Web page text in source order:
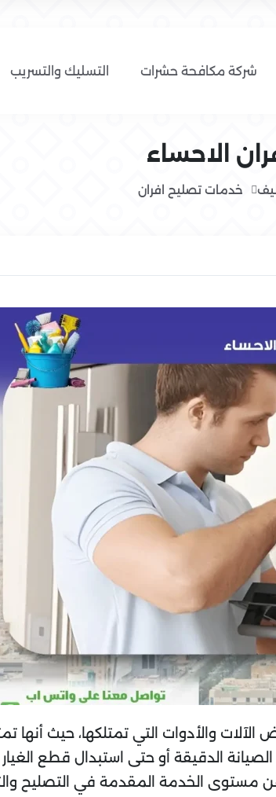
شركة مكافحة حشرات التسليك والتسريب
الاحساء
خدمات تصليح افران
الآلات والأدوات التي تمتلكها، حيث
الدقيقة أو حتى استبدال قطع الغيار
مستوى الخدمة المقدمة في التصليح